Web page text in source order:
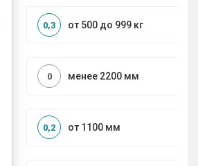
от 500 до 999 кг
0,3
менее 2200 мм
0
от 1100 мм
0,2